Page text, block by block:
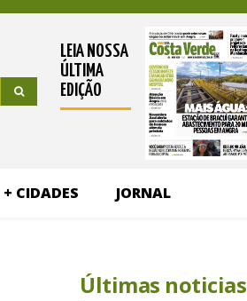
LEIA NOSSA
ÚLTIMA
EDIÇÃO
+ CIDADES JORNAL
Últimas noticias